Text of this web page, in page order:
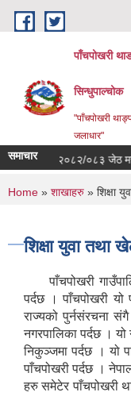
Skip to main content
पाँचपोखरी
सिन्धुपाल्चोक
"पाँचपोखरी
जलाधार"
समाचार
आ.व २०८२/०८३ जेठ मसान्त
You are
Home » शाखाहरु » शिक्षा
शिक्षा युवा तथा
पाँचपोखरी
पर्दछ । पाँचपोखरी
राज्यको पुर्नसंरचना
नगरपालिका पर्दछ ।
निकुञ्जमा पर्दछ । यो
पाँचपोखरी पर्दछ ।
हरु समेटेर पाँचपोखरी